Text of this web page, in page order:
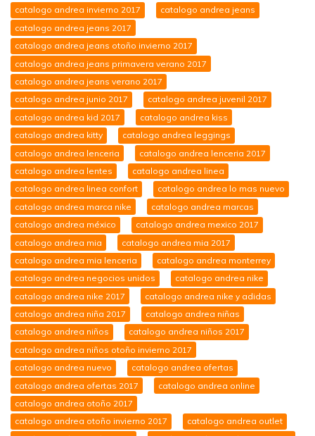
catalogo andrea invierno 2017
catalogo andrea jeans
catalogo andrea jeans 2017
catalogo andrea jeans otoño invierno 2017
catalogo andrea jeans primavera verano 2017
catalogo andrea jeans verano 2017
catalogo andrea junio 2017
catalogo andrea juvenil 2017
catalogo andrea kid 2017
catalogo andrea kiss
catalogo andrea kitty
catalogo andrea leggings
catalogo andrea lenceria
catalogo andrea lenceria 2017
catalogo andrea lentes
catalogo andrea linea
catalogo andrea linea confort
catalogo andrea lo mas nuevo
catalogo andrea marca nike
catalogo andrea marcas
catalogo andrea méxico
catalogo andrea mexico 2017
catalogo andrea mia
catalogo andrea mia 2017
catalogo andrea mia lenceria
catalogo andrea monterrey
catalogo andrea negocios unidos
catalogo andrea nike
catalogo andrea nike 2017
catalogo andrea nike y adidas
catalogo andrea niña 2017
catalogo andrea niñas
catalogo andrea niños
catalogo andrea niños 2017
catalogo andrea niños otoño invierno 2017
catalogo andrea nuevo
catalogo andrea ofertas
catalogo andrea ofertas 2017
catalogo andrea online
catalogo andrea otoño 2017
catalogo andrea otoño invierno 2017
catalogo andrea outlet